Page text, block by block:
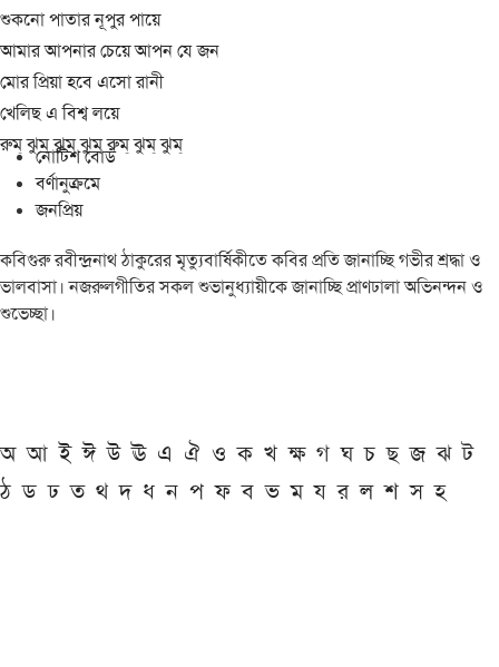
শুকনো পাতার নূপুর পায়ে
আমার আপনার চেয়ে আপন যে জন
মোর প্রিয়া হবে এসো রানী
খেলিছ এ বিশ্ব লয়ে
রুম্ ঝুম্ ঝুম্ ঝুম্ রুম্ ঝুম্ ঝুম্
নোটিশ বোর্ড
বর্ণানুক্রমে
জনপ্রিয়
কবিগুরু রবীন্দ্রনাথ ঠাকুরের মৃত্যুবার্ষিকীতে কবির প্রতি জানাচ্ছি গভীর শ্রদ্ধা ও
ভালবাসা। নজরুলগীতির সকল শুভানুধ্যায়ীকে জানাচ্ছি প্রাণঢালা অভিনন্দন ও
শুভেচ্ছা।
অ আ ই ঈ উ ঊ এ ঐ ও ক খ ক্ষ গ ঘ চ ছ জ ঝ ট
ঠ ড ঢ ত থ দ ধ ন প ফ ব ভ ম য র ল শ স হ